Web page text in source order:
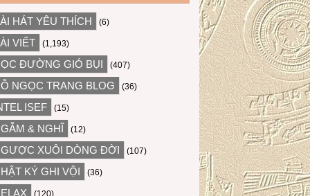
HÁT YÊU THÍCH (6)
VIẾT (1,193)
ĐƯỜNG GIÓ BỤI (407)
NGỌC TRANG BLOG (36)
ISEF (15)
& NGHĨ (12)
XUÔI DÒNG ĐỜI (107)
KÝ GHI VỘI (36)
(120)